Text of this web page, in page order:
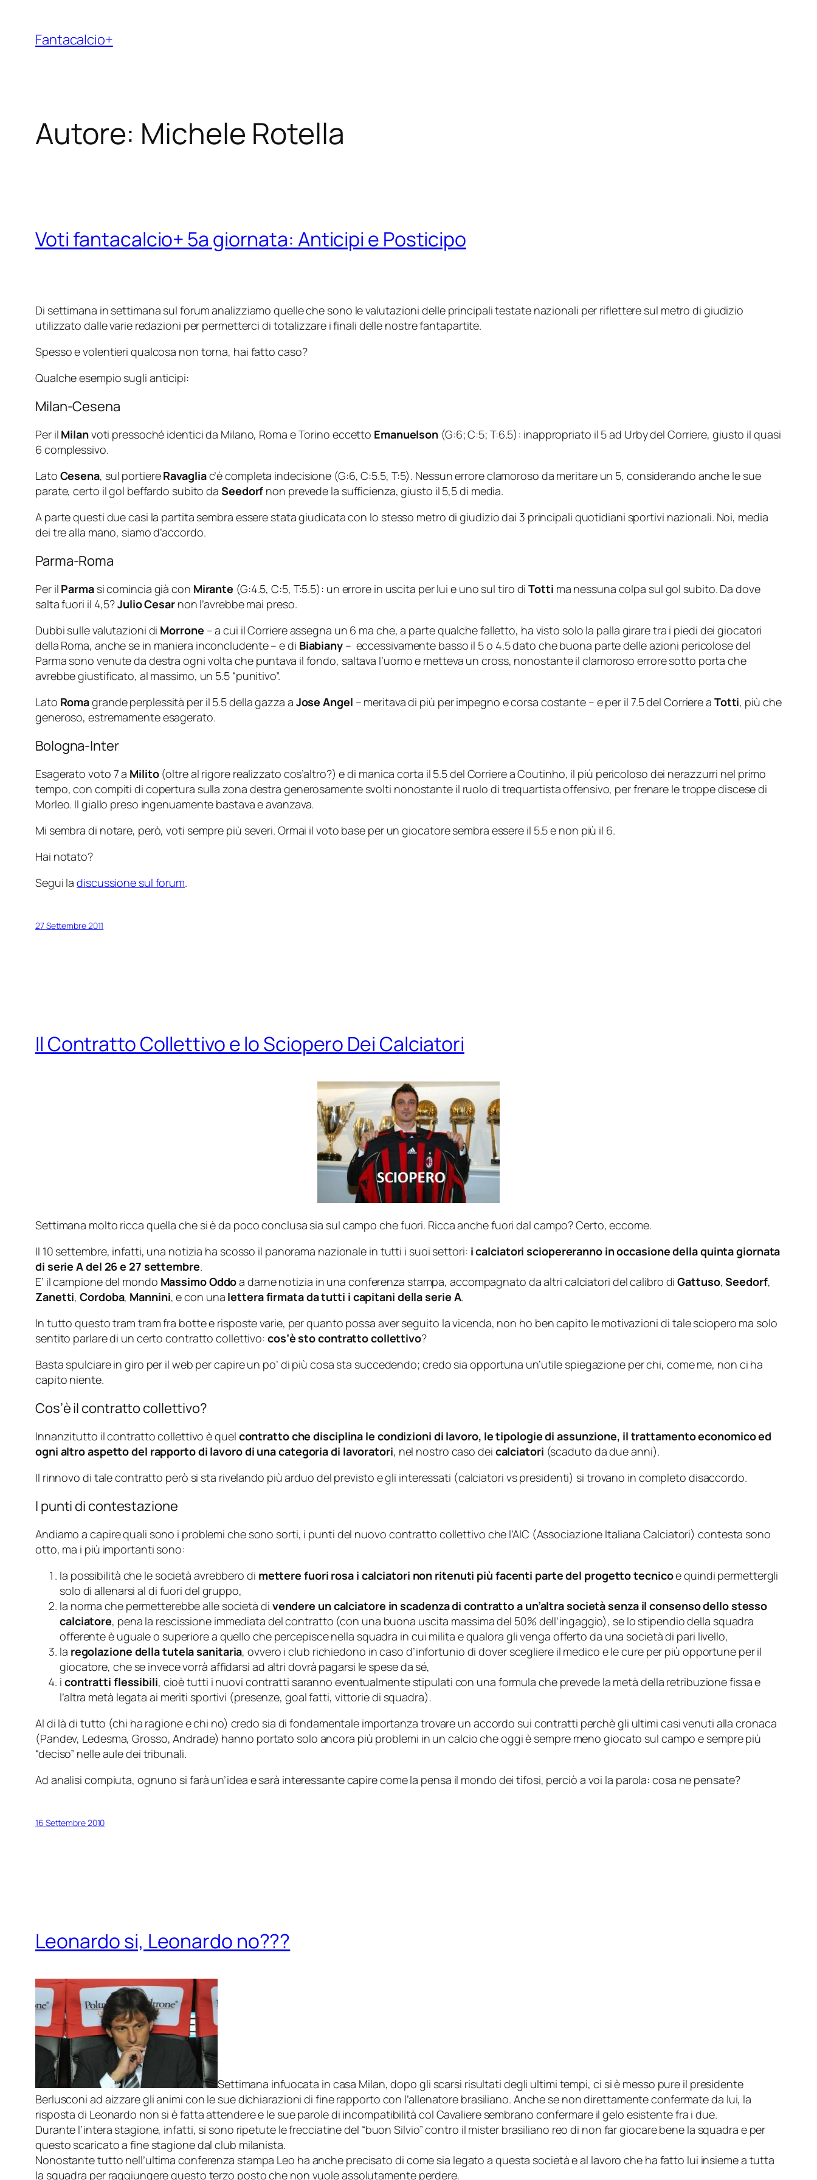
contenuto
Fantacalcio+
Autore: Michele Rotella
Voti fantacalcio+ 5a giornata: Anticipi e Posticipo
Di settimana in settimana sul forum analizziamo quelle che sono le valutazioni delle principali testate nazionali per riflettere sul metro di giudizio
utilizzato dalle varie redazioni per permetterci di totalizzare i finali delle nostre fantapartite.
Spesso e volentieri qualcosa non torna, hai fatto caso?
Qualche esempio sugli anticipi:
Milan-Cesena
Per il Milanvoti pressoché identici da Milano, Roma eTorino eccetto Emanuelson (G:6; C:5; T:6.5): inappropriato il 5 ad Urby del Corriere, giusto il quasi
6 complessivo.
Lato Cesena, sul portiereRavagliac’è completa indecisione (G:6, C:5.5, T:5). Nessun errore clamoroso da meritare un 5, considerando anche le sue
parate, certo il gol beffardo subito da Seedorf non prevede la sufficienza, giusto il 5,5 di media.
A parte questi due casi la partita sembra essere stata giudicata con lo stesso metro di giudizio dai 3 principali quotidiani sportivi nazionali. Noi, media
dei tre alla mano, siamo d’accordo.
Parma-Roma
Per il Parmasi comincia già con Mirante (G:4.5, C:5, T:5.5): un errore in uscita per lui e uno sul tiro diTotti ma nessuna colpa sul gol subito. Da dove
salta fuori il 4,5?Julio Cesarnon l’avrebbe mai preso.
Dubbi sulle valutazioni di Morrone – a cui il Corriere assegna un 6 ma che, a parte qualche falletto, ha visto solo la palla girare tra i piedi dei giocatori
della Roma, anche se in maniera inconcludente – e di Biabiany– eccessivamente basso il 5 o 4.5 dato che buona parte delle azioni pericolose del
Parma sono venute da destra ogni volta che puntava il fondo, saltava l’uomo e metteva un cross, nonostante il clamoroso errore sotto porta che
avrebbe giustificato, al massimo, un 5.5 “punitivo”.
Lato Romagrande perplessità per il 5.5 della gazza a Jose Angel – meritava di più per impegno e corsa costante – e per il 7.5 del Corriere a Totti, più che
generoso, estremamente esagerato.
Bologna-Inter
Esagerato voto 7 a Milito(oltre al rigore realizzato cos’altro?) e di manica corta il 5.5 del Corriere a Coutinho, il più pericoloso dei nerazzurri nel primo
tempo, con compiti di copertura sulla zona destra generosamente svolti nonostante il ruolo di trequartista offensivo, per frenare le troppe discese di
Morleo. Il giallo preso ingenuamente bastava e avanzava.
Mi sembra di notare, però, voti sempre più severi. Ormai il voto base per un giocatore sembra essere il 5.5 e non più il 6.
Hai notato?
Segui ladiscussione sul forum.
27 Settembre 2011
Il Contratto Collettivo e lo Sciopero Dei Calciatori
Settimana molto ricca quella che si è da poco conclusa sia sul campo che fuori. Ricca anche fuori dal campo? Certo, eccome.
Il 10 settembre, infatti, una notizia ha scosso il panorama nazionale in tutti i suoi settori: i calciatori sciopereranno in occasione della quinta giornata
di serie A del 26 e 27 settembre.
E’ il campione del mondo Massimo Oddoa darne notizia in una conferenza stampa, accompagnato da altri calciatori del calibro diGattuso,Seedorf,
Zanetti,Cordoba, Mannini, e con una lettera firmata da tutti i capitani della serie A.
In tutto questo tram tram fra botte e risposte varie, per quanto possa aver seguito la vicenda, non ho ben capito le motivazioni di tale sciopero ma solo
sentito parlare di un certo contratto collettivo: cos’è sto contratto collettivo?
Basta spulciare in giro per il web per capire un po’ di più cosa sta succedendo; credo sia opportuna un’utile spiegazione per chi, come me, non ci ha
capito niente.
Cos’è il contratto collettivo?
Innanzitutto il contratto collettivo è quel contratto che disciplina le condizioni di lavoro, le tipologie di assunzione, il trattamento economico ed
ogni altro aspetto del rapporto di lavoro di una categoria di lavoratori, nel nostro caso dei calciatori (scaduto da due anni).
Il rinnovo di tale contratto però si sta rivelando più arduo del previsto e gli interessati (calciatori vs presidenti) si trovano in completo disaccordo.
I punti di contestazione
Andiamo a capire quali sono i problemi che sono sorti, i punti del nuovo contratto collettivo che l’AIC (Associazione Italiana Calciatori) contesta sono
otto, ma i più importanti sono:
la possibilità che le società avrebbero di mettere fuori rosa i calciatori non ritenuti più facenti parte del progetto tecnicoe quindi permettergli
solo di allenarsi al di fuori del gruppo,
la norma che permetterebbe alle società di vendere un calciatore in scadenza di contratto a un’altra società senza il consenso dello stesso
calciatore, pena la rescissione immediata del contratto (con una buona uscita massima del 50% dell’ingaggio), se lo stipendio della squadra
offerente è uguale o superiore a quello che percepisce nella squadra in cui milita e qualora gli venga offerto da una società di pari livello,
la regolazione della tutela sanitaria, ovvero i club richiedono in caso d’infortunio di dover scegliere il medico e le cure per più opportune per il
giocatore, che se invece vorrà affidarsi ad altri dovrà pagarsi le spese da sé,
i contratti flessibili, cioè tutti i nuovi contratti saranno eventualmente stipulati con una formula che prevede la metà della retribuzione fissa e
l’altra metà legata ai meriti sportivi (presenze, goal fatti, vittorie di squadra).
Al di là di tutto (chi ha ragione e chi no) credo sia di fondamentale importanza trovare un accordo sui contratti perchè gli ultimi casi venuti alla cronaca
(Pandev, Ledesma, Grosso, Andrade) hanno portato solo ancora più problemi in un calcio che oggi è sempre meno giocato sul campo e sempre più
“deciso” nelle aule dei tribunali.
Ad analisi compiuta, ognuno si farà un’idea e sarà interessante capire come la pensa il mondo dei tifosi, perciò a voi la parola: cosa ne pensate?
16 Settembre 2010
Leonardo si, Leonardo no???
Settimana infuocata in casa Milan, dopo gli scarsi risultati degli ultimi tempi, ci si è messo pure il presidente
Berlusconi ad aizzare gli animi con le sue dichiarazioni di fine rapporto con l’allenatore brasiliano. Anche se non direttamente confermate da lui, la
risposta di Leonardo non si è fatta attendere e le sue parole di incompatibilità col Cavaliere sembrano confermare il gelo esistente fra i due.
Durante l’intera stagione, infatti, si sono ripetute le frecciatine del “buon Silvio” contro il mister brasiliano reo di non far giocare bene la squadra e per
questo scaricato a fine stagione dal club milanista.
Nonostante tutto nell’ultima conferenza stampa Leo ha anche precisato di come sia legato a questa società e al lavoro che ha fatto lui insieme a tutta
la squadra per raggiungere questo terzo posto che non vuole assolutamente perdere.